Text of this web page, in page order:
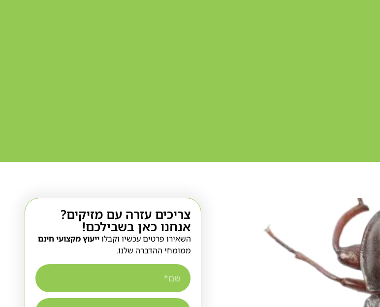
צריכים עזרה עם מזיקים?
אנחנו כאן בשבילכם!
השאירו פרטים עכשיו וקבלוייעוץ מקצועי חינם
ממומחי ההדברה שלנו.